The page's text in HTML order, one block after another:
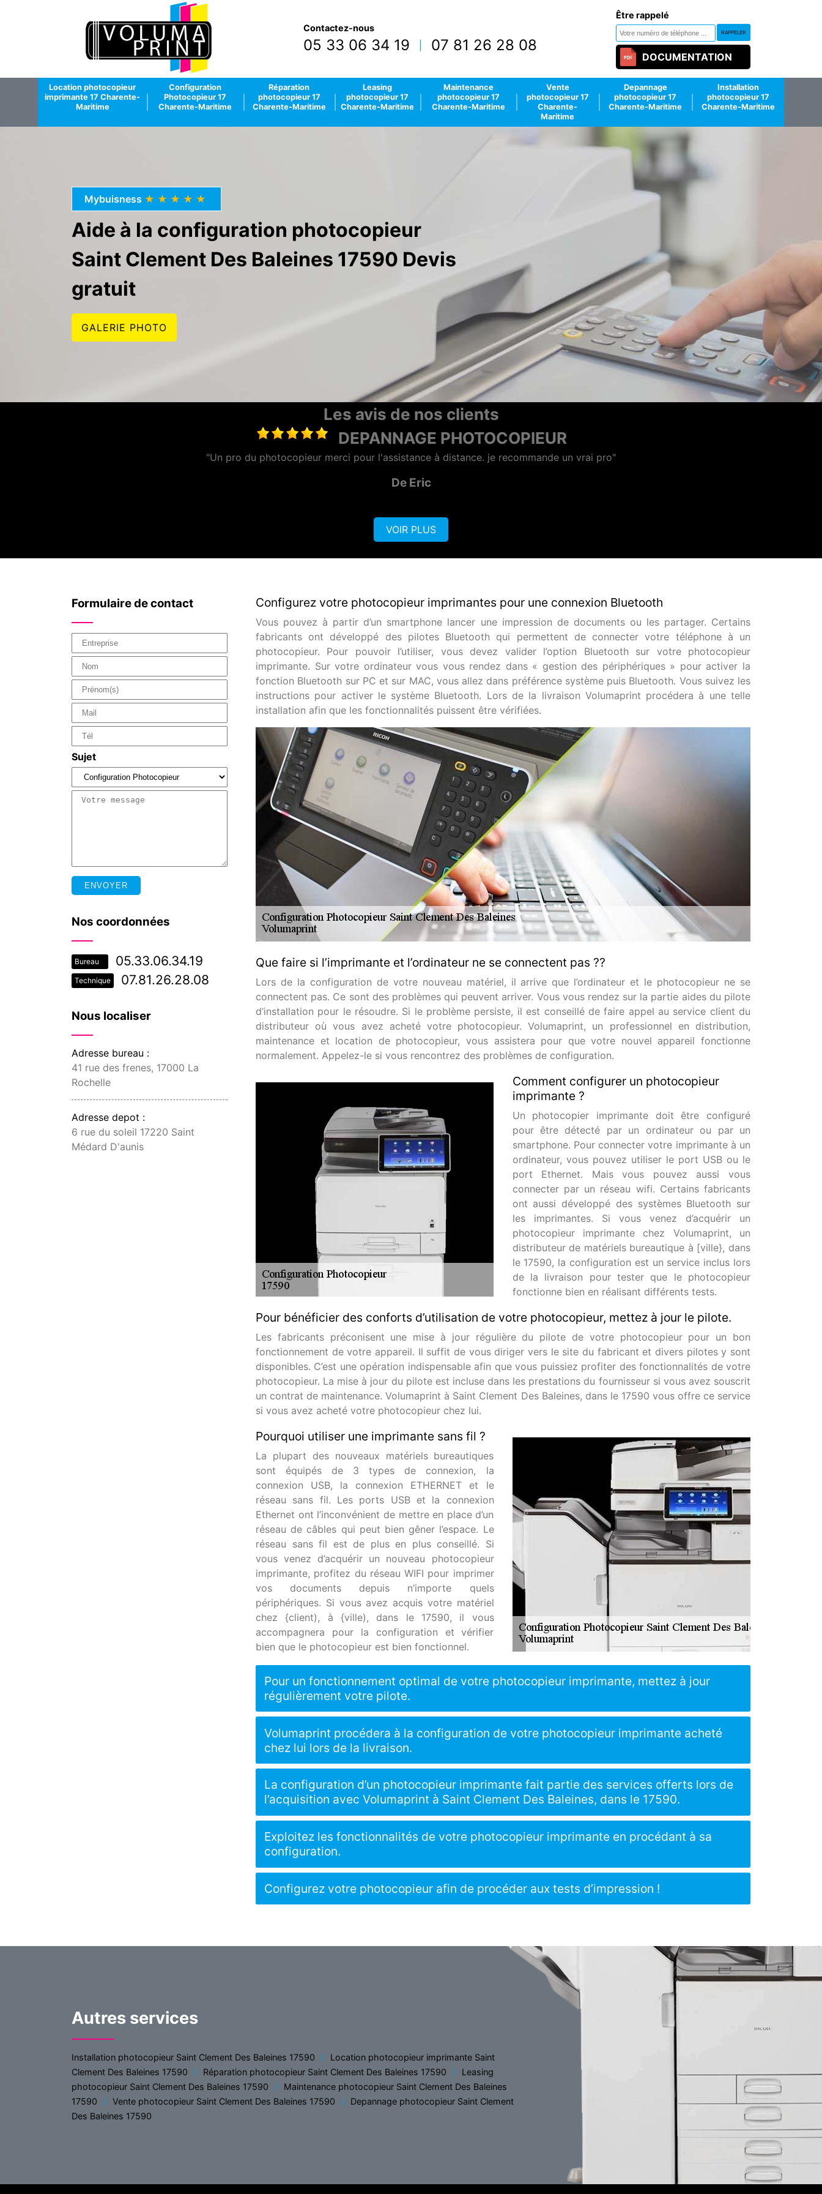
Contactez-nous
05 33 06 34 19 07 81 26 28 08
Être rappelé
DOCUMENTATION
Location photocopieur
imprimante 17 Charente-
Maritime
Configuration
Photocopieur 17
Charente-Maritime
Réparation
photocopieur 17
Charente-Maritime
Leasing
photocopieur 17
Charente-Maritime
Maintenance
photocopieur 17
Charente-Maritime
Vente
photocopieur 17
Charente-
Maritime
Depannage
photocopieur 17
Charente-Maritime
Installation
photocopieur 17
Charente-Maritime
Mybuisness ★★★★★
Aide à la configuration photocopieur
Saint Clement Des Baleines 17590 Devis
gratuit
GALERIE PHOTO
Les avis de nos clients
MAINTENANCE PHOTOCOPIEUR
"Entreprise sérieuse et réactive, dotée d'une bonne équipe commerciale et technique."
De AZERO
VOIR PLUS
Formulaire de contact
Sujet
Nos coordonnées
Bureau 05.33.06.34.19
Technique 07.81.26.28.08
Nous localiser
Adresse bureau :
41 rue des frenes, 17000 La
Rochelle
Adresse depot :
6 rue du soleil 17220 Saint
Médard D'aunis
Configurez votre photocopieur imprimantes pour une connexion Bluetooth
Vous pouvez à partir d’un smartphone lancer une impression de documents ou les partager. Certains
fabricants ont développé des pilotes Bluetooth qui permettent de connecter votre téléphone à un
photocopieur. Pour pouvoir l’utiliser, vous devez valider l’option Bluetooth sur votre photocopieur
imprimante. Sur votre ordinateur vous vous rendez dans « gestion des périphériques » pour activer la
fonction Bluetooth sur PC et sur MAC, vous allez dans préférence système puis Bluetooth. Vous suivez les
instructions pour activer le système Bluetooth. Lors de la livraison Volumaprint procédera à une telle
installation afin que les fonctionnalités puissent être vérifiées.
Que faire si l’imprimante et l’ordinateur ne se connectent pas ??
Lors de la configuration de votre nouveau matériel, il arrive que l’ordinateur et le photocopieur ne se
connectent pas. Ce sont des problèmes qui peuvent arriver. Vous vous rendez sur la partie aides du pilote
d’installation pour le résoudre. Si le problème persiste, il est conseillé de faire appel au service client du
distributeur où vous avez acheté votre photocopieur. Volumaprint, un professionnel en distribution,
maintenance et location de photocopieur, vous assistera pour que votre nouvel appareil fonctionne
normalement. Appelez-le si vous rencontrez des problèmes de configuration.
Comment configurer un photocopieur
imprimante ?
Un photocopier imprimante doit être configuré
pour être détecté par un ordinateur ou par un
smartphone. Pour connecter votre imprimante à un
ordinateur, vous pouvez utiliser le port USB ou le
port Ethernet. Mais vous pouvez aussi vous
connecter par un réseau wifi. Certains fabricants
ont aussi développé des systèmes Bluetooth sur
les imprimantes. Si vous venez d’acquérir un
photocopieur imprimante chez Volumaprint, un
distributeur de matériels bureautique à [ville}, dans
le 17590, la configuration est un service inclus lors
de la livraison pour tester que le photocopieur
fonctionne bien en réalisant différents tests.
Pour bénéficier des conforts d’utilisation de votre photocopieur, mettez à jour le pilote.
Les fabricants préconisent une mise à jour régulière du pilote de votre photocopieur pour un bon
fonctionnement de votre appareil. Il suffit de vous diriger vers le site du fabricant et divers pilotes y sont
disponibles. C’est une opération indispensable afin que vous puissiez profiter des fonctionnalités de votre
photocopieur. La mise à jour du pilote est incluse dans les prestations du fournisseur si vous avez souscrit
un contrat de maintenance. Volumaprint à Saint Clement Des Baleines, dans le 17590 vous offre ce service
si vous avez acheté votre photocopieur chez lui.
Pourquoi utiliser une imprimante sans fil ?
La plupart des nouveaux matériels bureautiques
sont équipés de 3 types de connexion, la
connexion USB, la connexion ETHERNET et le
réseau sans fil. Les ports USB et la connexion
Ethernet ont l’inconvénient de mettre en place d’un
réseau de câbles qui peut bien gêner l’espace. Le
réseau sans fil est de plus en plus conseillé. Si
vous venez d’acquérir un nouveau photocopieur
imprimante, profitez du réseau WIFI pour imprimer
vos documents depuis n’importe quels
périphériques. Si vous avez acquis votre matériel
chez {client), à {ville), dans le 17590, il vous
accompagnera pour la configuration et vérifier
bien que le photocopieur est bien fonctionnel.
Pour un fonctionnement optimal de votre photocopieur imprimante, mettez à jour
régulièrement votre pilote.
Volumaprint procédera à la configuration de votre photocopieur imprimante acheté
chez lui lors de la livraison.
La configuration d’un photocopieur imprimante fait partie des services offerts lors de
l’acquisition avec Volumaprint à Saint Clement Des Baleines, dans le 17590.
Exploitez les fonctionnalités de votre photocopieur imprimante en procédant à sa
configuration.
Configurez votre photocopieur afin de procéder aux tests d’impression !
Autres services
Installation photocopieur Saint Clement Des Baleines 17590
Location photocopieur imprimante Saint
Clement Des Baleines 17590
Réparation photocopieur Saint Clement Des Baleines 17590
Leasing
photocopieur Saint Clement Des Baleines 17590
Maintenance photocopieur Saint Clement Des Baleines
17590
Vente photocopieur Saint Clement Des Baleines 17590
Depannage photocopieur Saint Clement
Des Baleines 17590